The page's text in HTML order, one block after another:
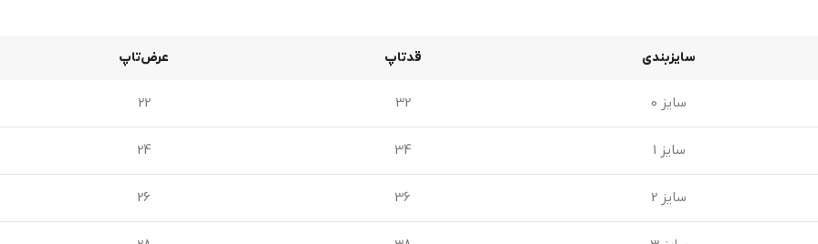
سایزبندی قدتاپ عرض‌تاپ
سایز 0 32
22
سایز 1 34
24
سایز 2 36
26